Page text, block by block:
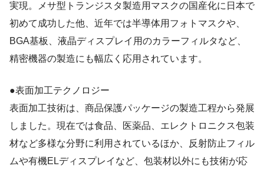
実現。メサ型トランジスタ製造用マスクの国産化に日本で
初めて成功した他、近年では半導体用フォトマスクや、
BGA基板、液晶ディスプレイ用のカラーフィルタなど、
精密機器の製造にも幅広く応用されています。
●表面加工テクノロジー
表面加工技術は、商品保護パッケージの製造工程から発展
しました。現在では食品、医薬品、エレクトロニクス包装
材など多様な分野に利用されているほか、反射防止フィル
ムや有機ELディスプレイなど、包装材以外にも技術が応